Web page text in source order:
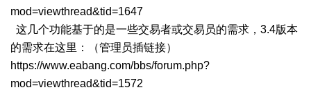
mod=viewthread&tid=1647
这几个功能基于的是一些交易者或交易员的需求，3.4版本
的需求在这里：（管理员插链接）
https://www.eabang.com/bbs/forum.php?
mod=viewthread&tid=1572